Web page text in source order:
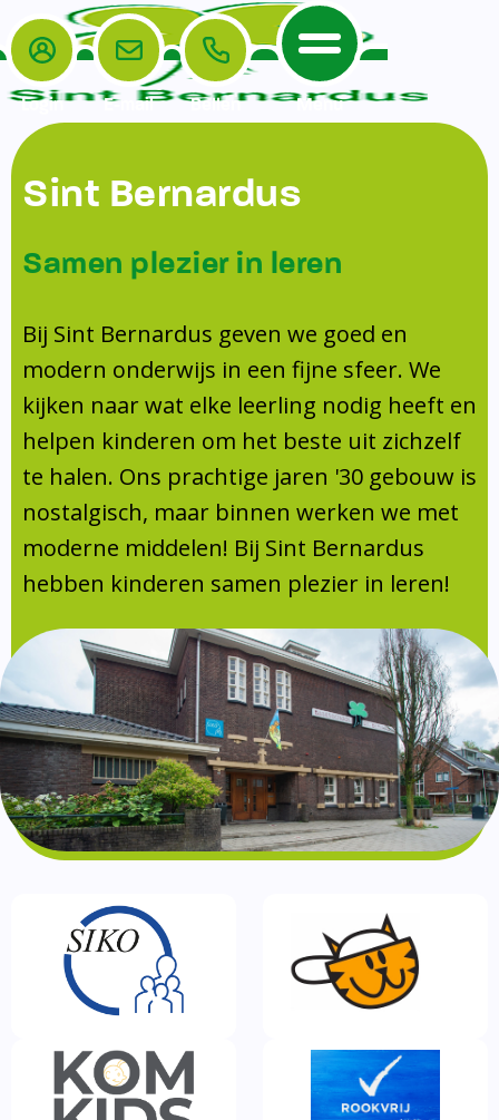
Home
De School
Veiligheidsplan
Onderwijs
Leerlingenraad
Leerlingenzorg
Doorstroomtoets
Jeugdprofessional op school
Centrum Jeugd en Gezin
Schoollogopedie
schoolondersteuningsprofiel
Schooltijden
Absentie
Vakanties
Aanmelden
Schoolgids
Gezonde school
Kinderopvang
BSO
Routebeschrijving
Privacy
Het Team
Ouders
Ouders
Tussenschoolse opvang
Activiteitencommissie (AC)
Medezeggenschapsraad (MR)
Formulieren
Klachtenregeling
Contact
Login E-mail Bellen Menu
Sint Bernardus
Samen plezier in leren
Bij Sint Bernardus geven we goed en
modern onderwijs in een fijne sfeer. We
kijken naar wat elke leerling nodig heeft en
helpen kinderen om het beste uit zichzelf
te halen. Ons prachtige jaren '30 gebouw is
nostalgisch, maar binnen werken we met
moderne middelen! Bij Sint Bernardus
hebben kinderen samen plezier in leren!